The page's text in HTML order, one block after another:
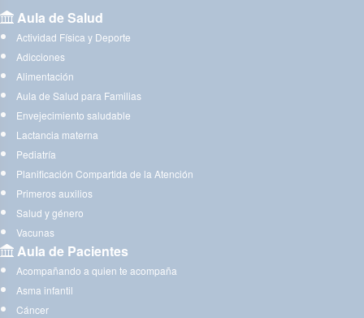
Aula de Salud
Actividad Física y Deporte
Adicciones
Alimentación
Aula de Salud para Familias
Envejecimiento saludable
Lactancia materna
Pediatría
Planificación Compartida de la Atención
Primeros auxilios
Salud y género
Vacunas
Aula de Pacientes
Acompañando a quien te acompaña
Asma infantil
Cáncer